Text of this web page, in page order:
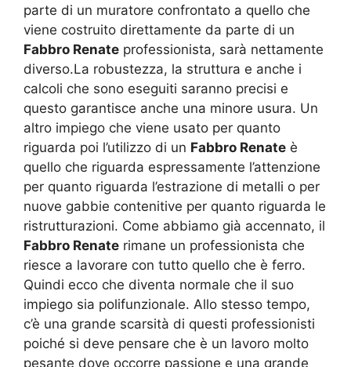
parte di un muratore confrontato a quello che
viene costruito direttamente da parte di un
Fabbro Renate professionista, sarà nettamente
diverso.La robustezza, la struttura e anche i
calcoli che sono eseguiti saranno precisi e
questo garantisce anche una minore usura. Un
altro impiego che viene usato per quanto
riguarda poi l’utilizzo di un Fabbro Renate è
quello che riguarda espressamente l’attenzione
per quanto riguarda l’estrazione di metalli o per
nuove gabbie contenitive per quanto riguarda le
ristrutturazioni. Come abbiamo già accennato, il
Fabbro Renate rimane un professionista che
riesce a lavorare con tutto quello che è ferro.
Quindi ecco che diventa normale che il suo
impiego sia polifunzionale. Allo stesso tempo,
c’è una grande scarsità di questi professionisti
poiché si deve pensare che è un lavoro molto
pesante dove occorre passione e una grande